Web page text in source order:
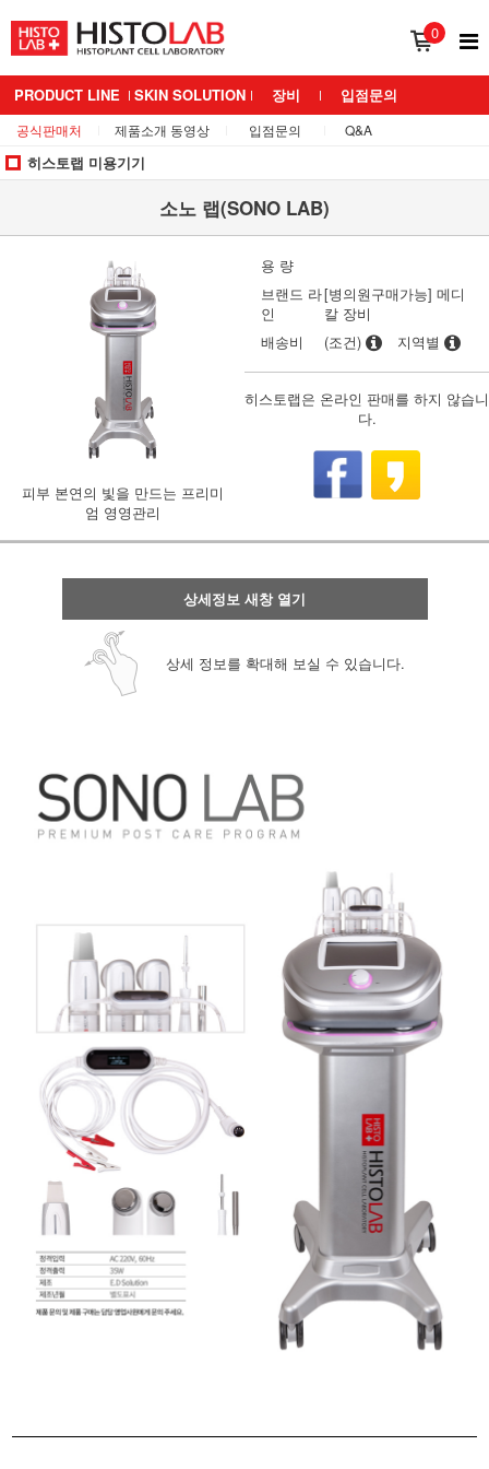
0
PRODUCT LINE SKIN SOLUTION 장비
입점문의
BRAND 소개
MEDIANS LAB
공식판매처 제품소개 동영상 입점문의 Q&A
히스토랩 미용기기
소노 랩(SONO LAB)
피부 본연의 빛을 만드는 프리미
엄 영영관리
용 량
브랜드 라
인
[병의원구매가능] 메디
칼 장비
배송비
(조건) 지역별
히스토랩은 온라인 판매를 하지 않습니
다.
상세정보 새창 열기
상세 정보를 확대해 보실 수 있습니다.